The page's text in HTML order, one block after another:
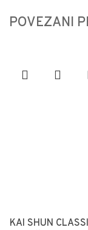
POVEZANI
KAI SHUN